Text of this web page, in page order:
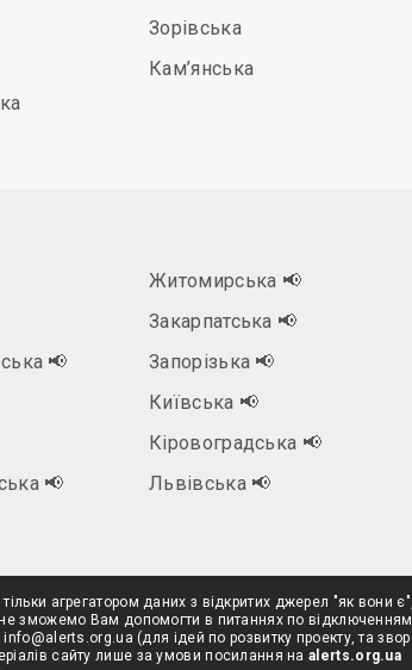
Зорівська
Кам’янська
📢
📢
Житомирська 📢
Закарпатська 📢
Запорізька 📢
Київська 📢
Кіровоградська 📢
Львівська 📢
агрегатором даних з відкритих джерел "як вони
зможемо Вам допомогти в питаннях по відключенням
info@alerts.org.ua (для ідей по розвитку проекту, та
сайту лише за умови посилання наalerts.org.ua